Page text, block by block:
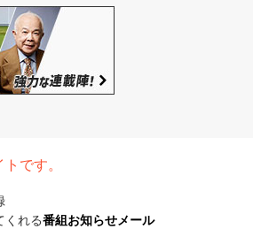
です。
くれる番組お知らせメール